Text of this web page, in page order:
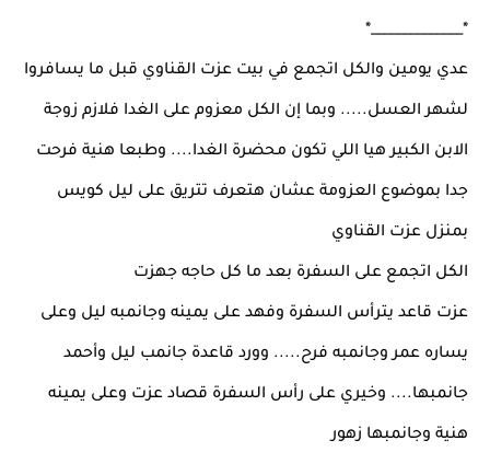
*______________*
عدي يومين والكل اتجمع في بيت عزت القناوي قبل ما يسافروا
لشهر العسل..... وبما إن الكل معزوم على الغدا فلازم زوجة
الابن الكبير هيا اللي تكون محضرة الغدا.... وطبعا هنية فرحت
جدا بموضوع العزومة عشان هتعرف تتريق على ليل كويس
بمنزل عزت القناوي
الكل اتجمع على السفرة بعد ما كل حاجه جهزت
عزت قاعد يترأس السفرة وفهد على يمينه وجانمبه ليل وعلى
يساره عمر وجانمبه فرح..... وورد قاعدة جانمب ليل وأحمد
جانمبها.... وخيري على رأس السفرة قصاد عزت وعلى يمينه
هنية وجانمبها زهور